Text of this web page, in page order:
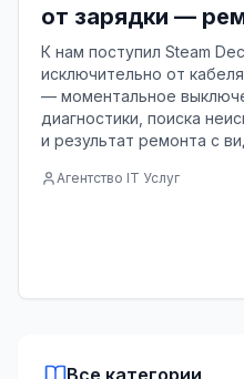
от зарядки —
К нам поступил Steam
исключительно от
— моментальное
диагностики, поиска
и результат ремонта с
Агентство IT Услуг
Все категории